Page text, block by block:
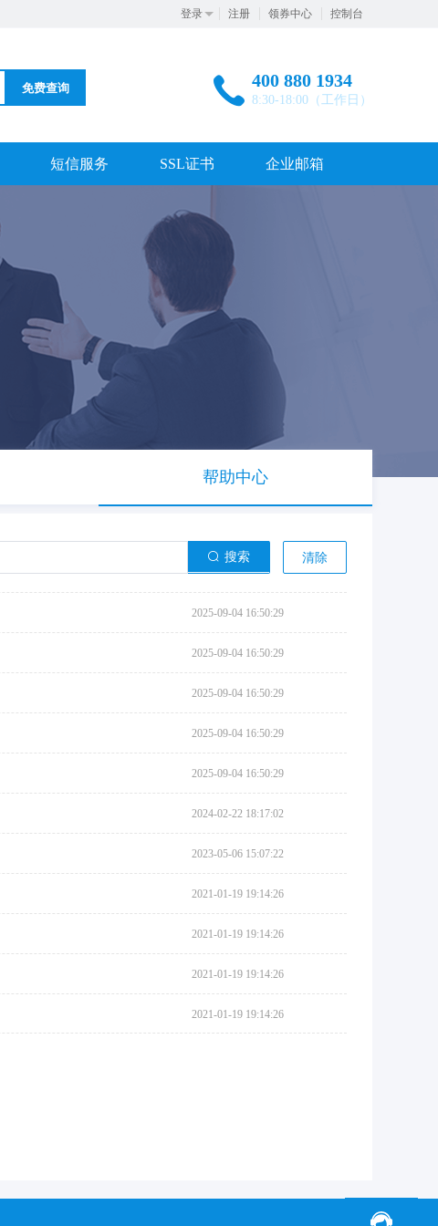
登录 注册 领券中心 控制台
免费查询 400 880 1934
8:30-18:00（工作日）
短信服务 SSL证书 企业邮箱
帮助中心
搜索 清除
2025-09-04 16:50:29
2025-09-04 16:50:29
2025-09-04 16:50:29
2025-09-04 16:50:29
2025-09-04 16:50:29
2024-02-22 18:17:02
2023-05-06 15:07:22
2021-01-19 19:14:26
2021-01-19 19:14:26
2021-01-19 19:14:26
2021-01-19 19:14:26